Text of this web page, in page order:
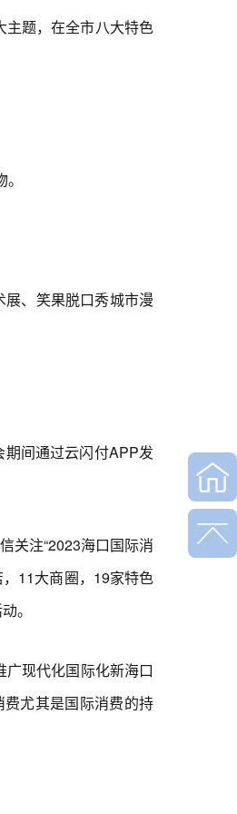
题，在全市八大特色
、笑果脱口秀城市漫
间通过云闪付APP发
关注“2023海口国际消
11大商圈，19家特色
。
现代化国际化新海口
尤其是国际消费的持